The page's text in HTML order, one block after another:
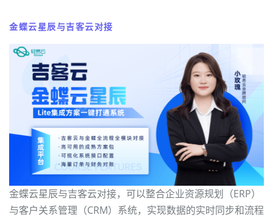
金蝶云星辰与吉客云对接
金蝶云星辰与吉客云对接，可以整合企业资源规划（ERP）
与客户关系管理（CRM）系统，实现数据的实时同步和流程